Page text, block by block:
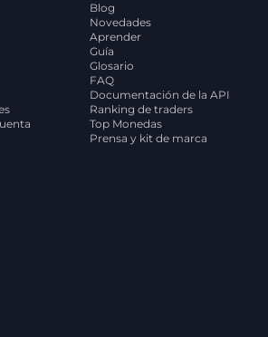
Blog
Novedades
Aprender
Guía
Glosario
FAQ
Documentación de la API
Ranking de traders
Top Monedas
Prensa y kit de marca